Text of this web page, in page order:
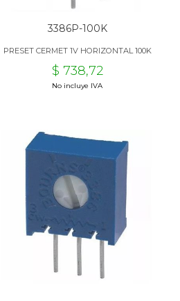
3386P-100K
PRESET CERMET 1V HORIZONTAL 100K
$ 738,72
No incluye IVA